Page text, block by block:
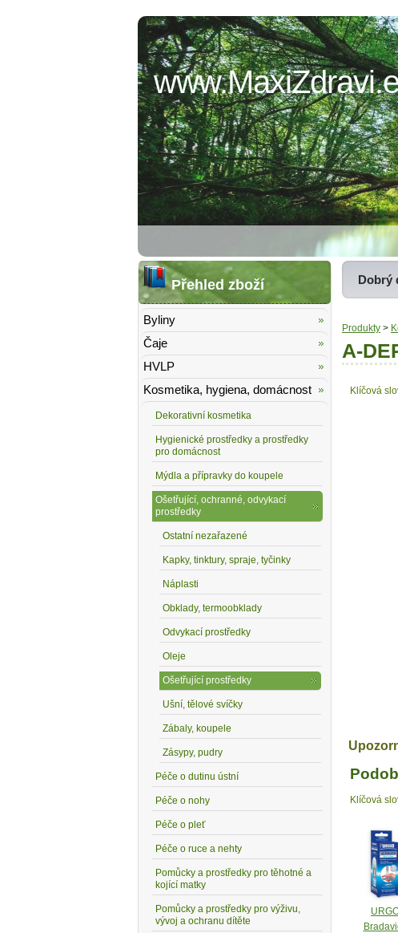
Dobrý
Produkty >
A-
Klíčová
Klíčová
Přehled zboží
Byliny
Čaje
HVLP
Kosmetika, hygiena, domácnost
Dekorativní kosmetika
Hygienické prostředky a prostředky
pro domácnost
Mýdla a přípravky do koupele
Ošetřující, ochranné, odvykací
prostředky
Ostatní nezařazené
Kapky, tinktury, spraje, tyčinky
Náplasti
Obklady, termoobklady
Odvykací prostředky
Oleje
Ošetřující prostředky
Ušní, tělové svíčky
Zábaly, koupele
Zásypy, pudry
Péče o dutinu ústní
Péče o nohy
Péče o pleť
Péče o ruce a nehty
Pomůcky a prostředky pro těhotné a
kojící matky
Pomůcky a prostředky pro výživu,
vývoj a ochranu dítěte